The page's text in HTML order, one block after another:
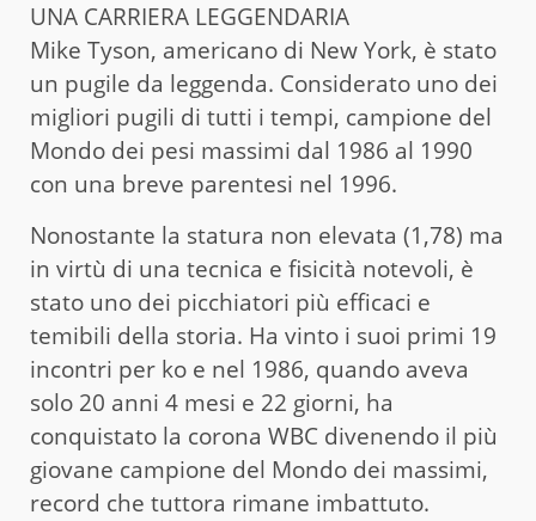
UNA CARRIERA LEGGENDARIA
Mike Tyson, americano di New York, è stato
un pugile da leggenda. Considerato uno dei
migliori pugili di tutti i tempi, campione del
Mondo dei pesi massimi dal 1986 al 1990
con una breve parentesi nel 1996.
Nonostante la statura non elevata (1,78) ma
in virtù di una tecnica e fisicità notevoli, è
stato uno dei picchiatori più efficaci e
temibili della storia. Ha vinto i suoi primi 19
incontri per ko e nel 1986, quando aveva
solo 20 anni 4 mesi e 22 giorni, ha
conquistato la corona WBC divenendo il più
giovane campione del Mondo dei massimi,
record che tuttora rimane imbattuto.